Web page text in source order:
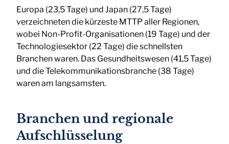
Europa (23,5 Tage) und Japan (27,5 Tage)
verzeichneten die kürzeste MTTP aller Regionen,
wobei Non-Profit-Organisationen (19 Tage) und der
Technologiesektor (22 Tage) die schnellsten
Branchen waren. Das Gesundheitswesen (41,5 Tage)
und die Telekommunikationsbranche (38 Tage)
waren am langsamsten.
Branchen und regionale
Aufschlüsselung